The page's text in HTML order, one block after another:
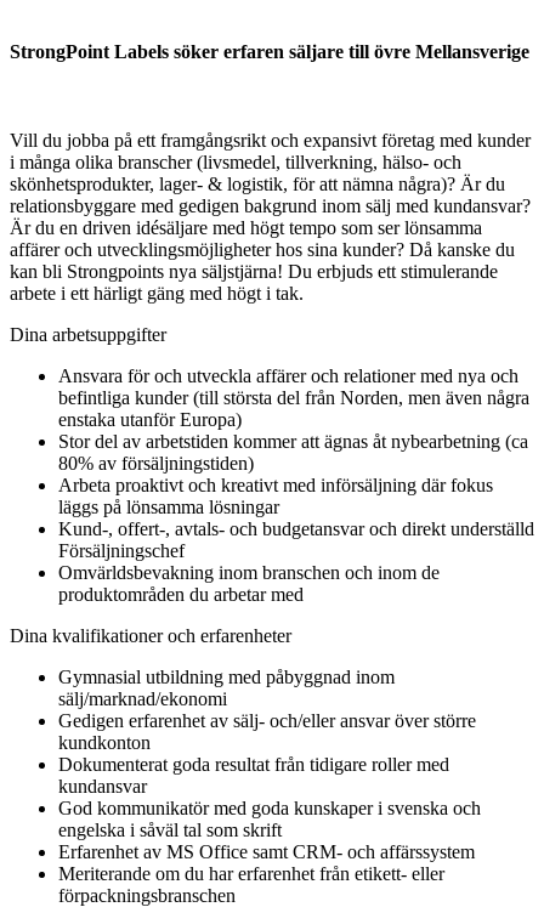
StrongPoint Labels söker erfaren säljare till övre Mellansverige
Vill du jobba på ett framgångsrikt och expansivt företag med kunder
i många olika branscher (livsmedel, tillverkning, hälso- och
skönhetsprodukter, lager- & logistik, för att nämna några)? Är du
relationsbyggare med gedigen bakgrund inom sälj med kundansvar?
Är du en driven idésäljare med högt tempo som ser lönsamma
affärer och utvecklingsmöjligheter hos sina kunder? Då kanske du
kan bli Strongpoints nya säljstjärna! Du erbjuds ett stimulerande
arbete i ett härligt gäng med högt i tak.
Dina arbetsuppgifter
Ansvara för och utveckla affärer och relationer med nya och
befintliga kunder (till största del från Norden, men även några
enstaka utanför Europa)
Stor del av arbetstiden kommer att ägnas åt nybearbetning (ca
80% av försäljningstiden)
Arbeta proaktivt och kreativt med införsäljning där fokus
läggs på lönsamma lösningar
Kund-, offert-, avtals- och budgetansvar och direkt underställd
Försäljningschef
Omvärldsbevakning inom branschen och inom de
produktområden du arbetar med
Dina kvalifikationer och erfarenheter
Gymnasial utbildning med påbyggnad inom
sälj/marknad/ekonomi
Gedigen erfarenhet av sälj- och/eller ansvar över större
kundkonton
Dokumenterat goda resultat från tidigare roller med
kundansvar
God kommunikatör med goda kunskaper i svenska och
engelska i såväl tal som skrift
Erfarenhet av MS Office samt CRM- och affärssystem
Meriterande om du har erfarenhet från etikett- eller
förpackningsbranschen